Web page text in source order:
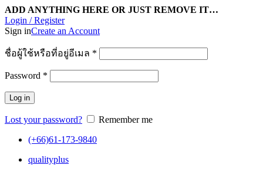
ADD ANYTHING HERE OR JUST REMOVE IT…
Login / Register
Sign inCreate an Account
ชื่อผู้ใช้หรือที่อยู่อีเมล *
Password *
Log in
Lost your password?
Remember me
(+66)61-173-9840
qualityplus